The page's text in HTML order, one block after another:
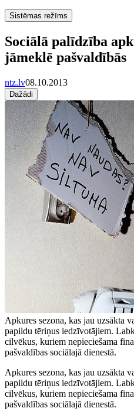
Sistēmas režīms
Sociālā palīdzība
jāmeklē pašvaldībās
ntz.lv08.10.2013
Dažādi
Apkures sezona, kas jau uzsākta
papildu tēriņus iedzīvotājiem.
cilvēkus, kuriem nepieciešama
pašvaldības sociālajā dienestā.
Apkures sezona, kas jau uzsākta
papildu tēriņus iedzīvotājiem.
cilvēkus, kuriem nepieciešama
pašvaldības sociālajā dienestā.